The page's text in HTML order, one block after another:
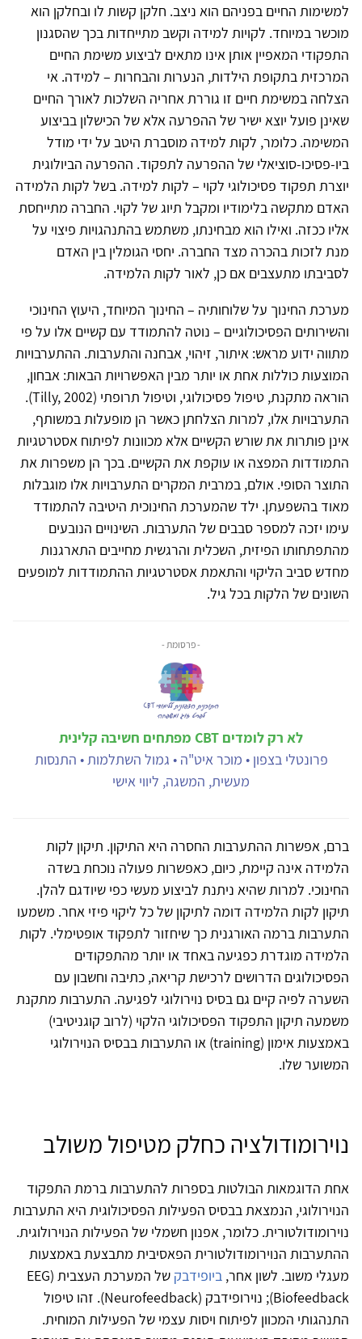
למשימות החיים בפניהם הוא ניצב. חלקן קשות לו ובחלקן הוא
מוכשר במיוחד. לקויות למידה וקשב מתייחדות בכך שהסגנון
התפקודי המאפיין אותן אינו מתאים לביצוע משימת החיים
המרכזית בתקופת הילדות, הנערות והבחרות – למידה. אי
הצלחה במשימת חיים זו גוררת אחריה השלכות לאורך החיים
שאינן פועל יוצא ישיר של ההפרעה אלא של הכישלון בביצוע
המשימה. כלומר, לקות למידה מוסברת היטב על ידי מודל
ביו-פסיכו-סוציאלי של ההפרעה לתפקוד. ההפרעה הביולוגית
יוצרת תפקוד פסיכולוגי לקוי – לקות למידה. בשל לקות הלמידה
האדם מתקשה בלימודיו ומקבל תיוג של לקוי. החברה מתייחסת
אליו ככזה. ואילו הוא מבחינתו, משתמש בהתנהגויות פיצוי על
מנת לזכות בהכרה מצד החברה. יחסי הגומלין בין האדם
לסביבתו מתעצבים אם כן, לאור לקות הלמידה.
מערכת החינוך על שלוחותיה – החינוך המיוחד, היעוץ החינוכי
והשירותים הפסיכולוגיים – נוטה להתמודד עם קשיים אלו על פי
מתווה ידוע מראש: איתור, זיהוי, אבחנה והתערבות. ההתערבויות
המוצעות כוללות אחת או יותר מבין האפשרויות הבאות: אבחון,
הוראה מתקנת, טיפול פסיכולוגי, וטיפול תרופתי (Tilly, 2002).
התערבויות אלו, למרות הצלחתן כאשר הן מופעלות במשותף,
אינן פותרות את שורש הקשיים אלא מכוונות לפיתוח אסטרטגיות
התמודדות המפצה או עוקפת את הקשיים. בכך הן משפרות את
התוצר הסופי. אולם, במרבית המקרים התערבויות אלו מוגבלות
מאוד בהשפעתן. ילד שהמערכת החינוכית היטיבה להתמודד
עימו יזכה למספר סבבים של התערבות. השינויים הנובעים
מהתפתחותו הפיזית, השכלית והרגשית מחייבים התארגנות
מחדש סביב הליקוי והתאמת אסטרטגיות ההתמודדות למופעים
השונים של הלקות בכל גיל.
- פרסומת -
לא רק לומדים CBT מפתחים חשיבה קלינית
פרונטלי בצפון • מוכר איט"ה • גמול השתלמות • התנסות
מעשית, המשגה, ליווי אישי
ברם, אפשרות ההתערבות החסרה היא התיקון. תיקון לקות
הלמידה אינה קיימת, כיום, כאפשרות פעולה נוכחת בשדה
החינוכי. למרות שהיא ניתנת לביצוע מעשי כפי שיודגם להלן.
תיקון לקות הלמידה דומה לתיקון של כל ליקוי פיזי אחר. משמעו
התערבות ברמה האורגנית כך שיחזור לתפקוד אופטימלי. לקות
הלמידה מוגדרת כפגיעה באחד או יותר מהתפקודים
הפסיכולוגים הדרושים לרכישת קריאה, כתיבה וחשבון עם
השערה לפיה קיים גם בסיס נוירולוגי לפגיעה. התערבות מתקנת
משמעה תיקון התפקוד הפסיכולוגי הלקוי (לרוב קוגניטיבי)
באמצעות אימון (training) או התערבות בבסיס הנוירולוגי
המשוער שלו.
נוירומודולציה כחלק מטיפול משולב
אחת הדוגמאות הבולטות בספרות להתערבות ברמת התפקוד
הנוירולוגי, הנמצאת בבסיס הפעילות הפסיכולוגית היא התערבות
נוירומודולטורית. כלומר, אפנון חשמלי של הפעילות הנוירולוגית.
ההתערבות הנוירומודולטורית הפאסיבית מתבצעת באמצעות
מעגלי משוב. לשון אחר, ביופידבק
של המערכת העצבית (EEG
Biofeedback); נוירופידבק (Neurofeedback). זהו טיפול
התנהגותי המכוון לפיתוח ויסות עצמי של הפעילות המוחית.